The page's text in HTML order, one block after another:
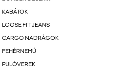
KABÁTOK
LOOSE FIT JEANS
CARGO NADRÁGOK
FEHÉRNEMŰ
PULÓVEREK